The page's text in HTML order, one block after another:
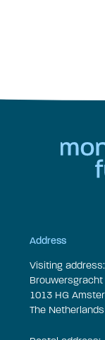
Address
Visiting address:
Brouwersgracht
1013 HG
The Netherlands